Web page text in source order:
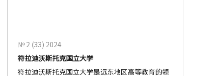
№ 2 (33) 2024
符拉迪沃斯托克国立大学
符拉迪沃斯托克国立大学是远东地区高等教育的领